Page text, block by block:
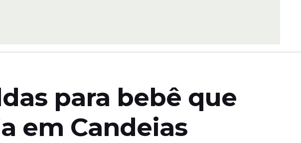
para bebê que
em Candeias